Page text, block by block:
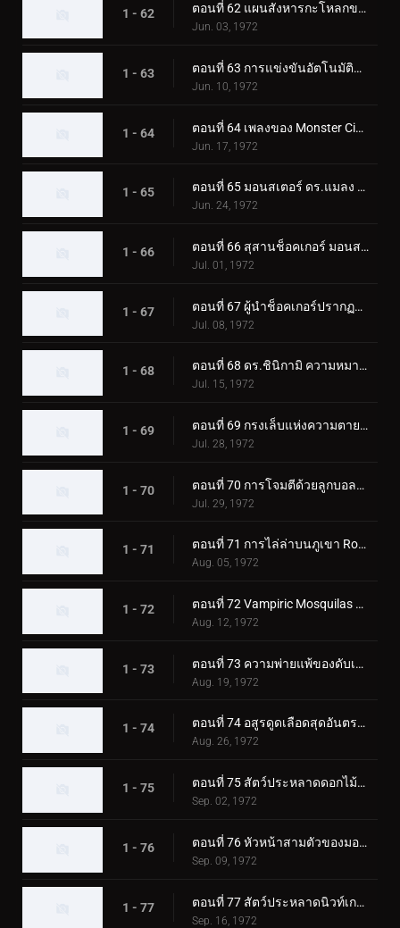
1 - 62 ตอนที่ 62 แผนสังหารกะโหลกของสัตว์ประหลาดเม่น
Jun. 03, 1972
1 - 63 ตอนที่ 63 การแข่งขันอัตโนมัติแห่งความตายของสัตว์ประหลาดแรด
Jun. 10, 1972
1 - 64 ตอนที่ 64 เพลงของ Monster Cicadaminga ที่จะฆ่าทุกคน
Jun. 17, 1972
1 - 65 ตอนที่ 65 มอนสเตอร์ ดร.แมลง และโรงเรียนช็อคเกอร์
Jun. 24, 1972
1 - 66 ตอนที่ 66 สุสานช็อคเกอร์ มอนสเตอร์ที่ฟื้นคืนชีพ
Jul. 01, 1972
1 - 67 ตอนที่ 67 ผู้นำช็อคเกอร์ปรากฏตัว! ผู้ขับขี่ตกอยู่ในอันตราย
Jul. 08, 1972
1 - 68 ตอนที่ 68 ดร.ชินิกามิ ความหมายที่แท้จริงของความหวาดกลัว?
Jul. 15, 1972
1 - 69 ตอนที่ 69 กรงเล็บแห่งความตายของมอนสเตอร์ กิลเลอร์คริกเก็ต
Jul. 28, 1972
1 - 70 ตอนที่ 70 การโจมตีด้วยลูกบอลไฟของ Monster Electric-Guitarbotal
Jul. 29, 1972
1 - 71 ตอนที่ 71 การไล่ล่าบนภูเขา Rokkoudai ของ Monster Horseflygomes
Aug. 05, 1972
1 - 72 ตอนที่ 72 Vampiric Mosquilas ปะทะ ทูไรเดอร์ส
Aug. 12, 1972
1 - 73 ตอนที่ 73 ความพ่ายแพ้ของดับเบิ้ลไรเดอร์ส! ชิโอมาเนกิง
Aug. 19, 1972
1 - 74 ตอนที่ 74 อสูรดูดเลือดสุดอันตราย!! โชคดี ทีมไรเดอร์บอย
Aug. 26, 1972
1 - 75 ตอนที่ 75 สัตว์ประหลาดดอกไม้พิษ Roseranga - ความลับของบ้านแห่งความหวาดกลัว
Sep. 02, 1972
1 - 76 ตอนที่ 76 หัวหน้าสามตัวของมอนสเตอร์เจเนอเรเตอร์ มังกรทะเล!!
Sep. 09, 1972
1 - 77 ตอนที่ 77 สัตว์ประหลาดนิวท์เกธ ดวลกันที่ฟาร์มแห่งนรก!!
Sep. 16, 1972